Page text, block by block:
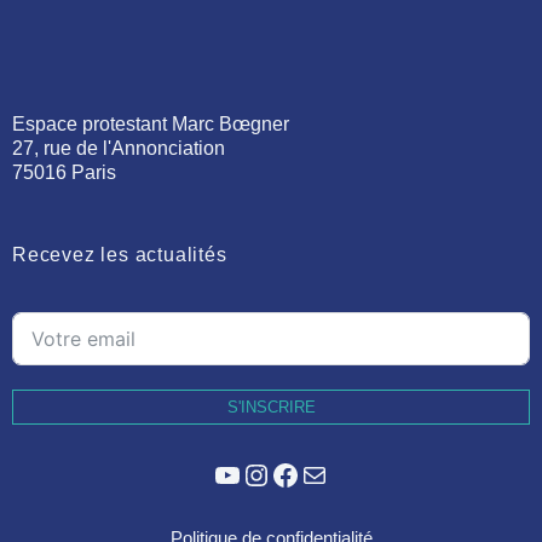
Espace protestant Marc Bœgner
27, rue de l'Annonciation
75016 Paris
Recevez les actualités
S'INSCRIRE
YouTube
Instagram
Facebook
E-mail